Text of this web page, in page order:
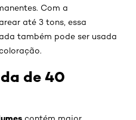
Com a
até 3 tons, essa
também pode ser usada
de 40